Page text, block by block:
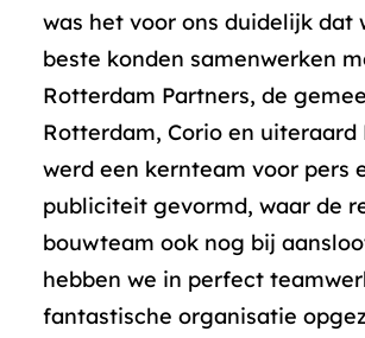
was het voor ons duidelijk dat
beste konden samenwerken
Rotterdam Partners, de
Rotterdam, Corio en uiteraard
werd een kernteam voor pers
publiciteit gevormd, waar de
bouwteam ook nog bij
hebben we in perfect
fantastische organisatie